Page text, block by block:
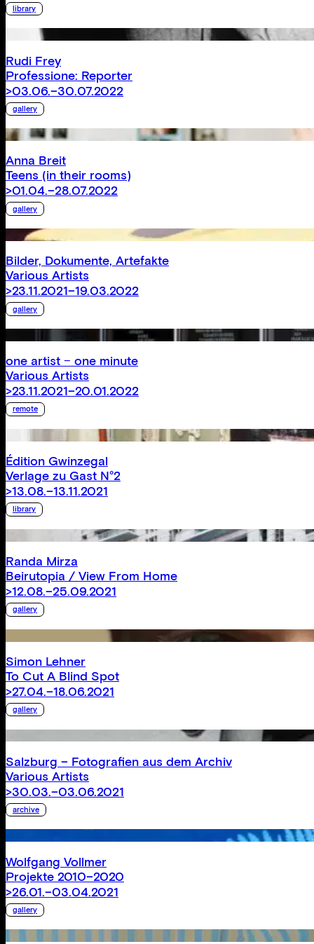
library
Rudi Frey
Professione: Reporter
>03.06.–30.07.2022
gallery
Anna Breit
Teens (in their rooms)
>01.04.–28.07.2022
gallery
Bilder, Dokumente, Artefakte
Various Artists
>23.11.2021–19.03.2022
gallery
one artist − one minute
Various Artists
>23.11.2021–20.01.2022
remote
Édition Gwinzegal
Verlage zu Gast N°2
>13.08.–13.11.2021
library
Randa Mirza
Beirutopia / View From Home
>12.08.–25.09.2021
gallery
Simon Lehner
To Cut A Blind Spot
>27.04.–18.06.2021
gallery
Salzburg – Fotografien aus dem Archiv
Various Artists
>30.03.–03.06.2021
archive
Wolfgang Vollmer
Projekte 2010–2020
>26.01.–03.04.2021
gallery